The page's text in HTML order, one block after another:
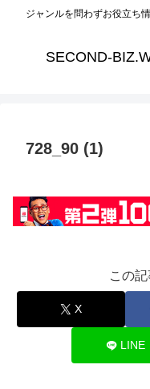
ジャンルを問わずお役立ち
SECOND-
728_90 (1)
この
X
LINE